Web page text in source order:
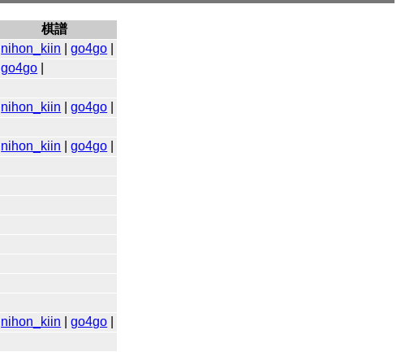
棋譜
nihon_kiin |go4go
|go4go
nihon_kiin |go4go
nihon_kiin |go4go
nihon_kiin |go4go